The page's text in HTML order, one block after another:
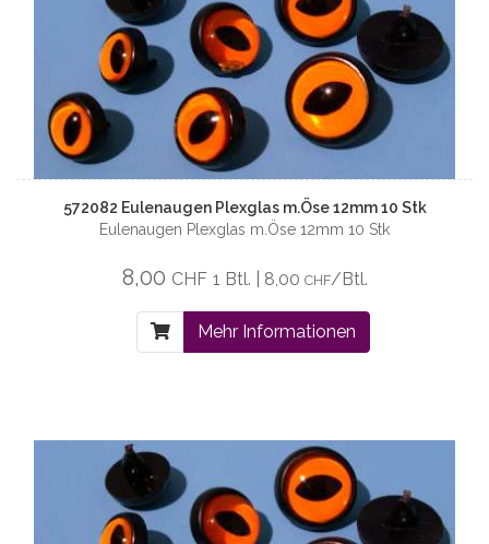
572082 Eulenaugen Plexglas m.Öse 12mm 10 Stk
Eulenaugen Plexglas m.Öse 12mm 10 Stk
8,00 CHF 1 Btl. | 8,00 CHF/Btl.
Mehr Informationen